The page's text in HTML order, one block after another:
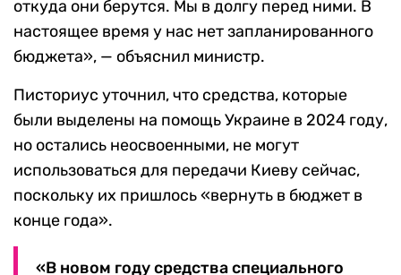
откуда они берутся. Мы в долгу перед ними. В
настоящее время у нас нет запланированного
бюджета», — объяснил министр.
Писториус уточнил, что средства, которые
были выделены на помощь Украине в 2024 году,
но остались неосвоенными, не могут
использоваться для передачи Киеву сейчас,
поскольку их пришлось «вернуть в бюджет в
конце года».
«В новом году средства специального